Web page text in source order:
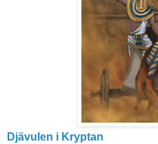
Djävulen i Kryptan